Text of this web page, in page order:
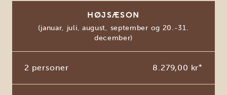
HØJSÆSON
(januar, juli, august, september og 20.-31.
december)
2 personer 8.279,00 kr*